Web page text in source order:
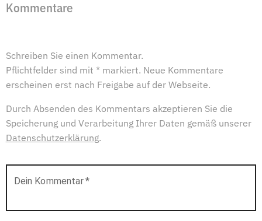
Kommentare
Schreiben Sie einen Kommentar.
Pflichtfelder sind mit * markiert. Neue Kommentare
erscheinen erst nach Freigabe auf der Webseite.
Durch Absenden des Kommentars akzeptieren Sie die
Speicherung und Verarbeitung Ihrer Daten gemäß unserer
Datenschutzerklärung.
Dein Kommentar*